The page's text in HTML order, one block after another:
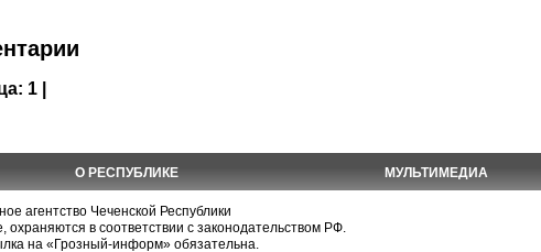
1 |
О РЕСПУБЛИКЕ МУЛЬТИМЕДИА
агентство Чеченской Республики
в соответствии с законодательством РФ.
на «Грозный-информ» обязательна.